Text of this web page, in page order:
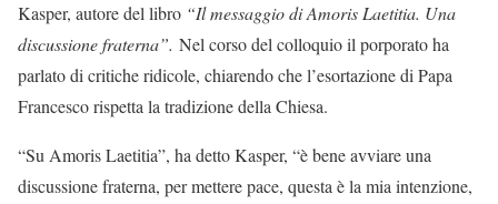
Kasper, autore del libro “Il messaggio di Amoris Laetitia. Una
discussione fraterna”. Nel corso del colloquio il porporato ha
parlato di critiche ridicole, chiarendo che l’esortazione di Papa
Francesco rispetta la tradizione della Chiesa.
“Su Amoris Laetitia”, ha detto Kasper, “è bene avviare una
discussione fraterna, per mettere pace, questa è la mia intenzione,